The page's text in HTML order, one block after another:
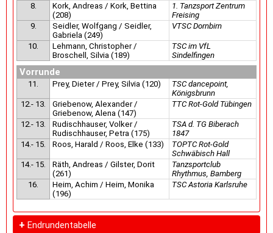
8.
Kork, Andreas / Kork, Bettina
(208)
1. Tanzsport Zentrum
Freising
9.
Seidler, Wolfgang / Seidler,
Gabriela (249)
VTSC Dornbirn
10.
Lehmann, Christopher /
Broschell, Silvia (189)
TSC im VfL
Sindelfingen
Vorrunde
11. Prey, Dieter / Prey, Silvia (120)
TSC dancepoint,
Königsbrunn
12.- 13.
Griebenow, Alexander /
Griebenow, Alena (147)
TTC Rot-Gold Tübingen
12.- 13.
Rudischhauser, Volker /
Rudischhauser, Petra (175)
TSA d. TG Biberach
1847
14.- 15.
Roos, Harald / Roos, Elke (133)
TOPTC Rot-Gold
Schwäbisch Hall
14.- 15.
Räth, Andreas / Gilster, Dorit
(261)
Tanzsportclub
Rhythmus, Bamberg
16.
Heim, Achim / Heim, Monika
(196)
TSC Astoria Karlsruhe
+ Endrundentabelle